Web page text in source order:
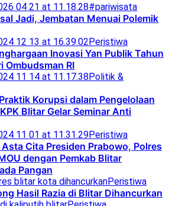
#pariwisata
Jadi, Jembatan Menuai Polemik
Peristiwa
Inovasi Yan Publik Tahun
Ombudsman RI
Politik &
Korupsi dalam Pengelolaan
Blitar Gelar Seminar Anti
Peristiwa
Cita Presiden Prabowo, Polres
dengan Pemkab Blitar
Pangan
Peristiwa
Hasil Razia di Blitar Dihancurkan